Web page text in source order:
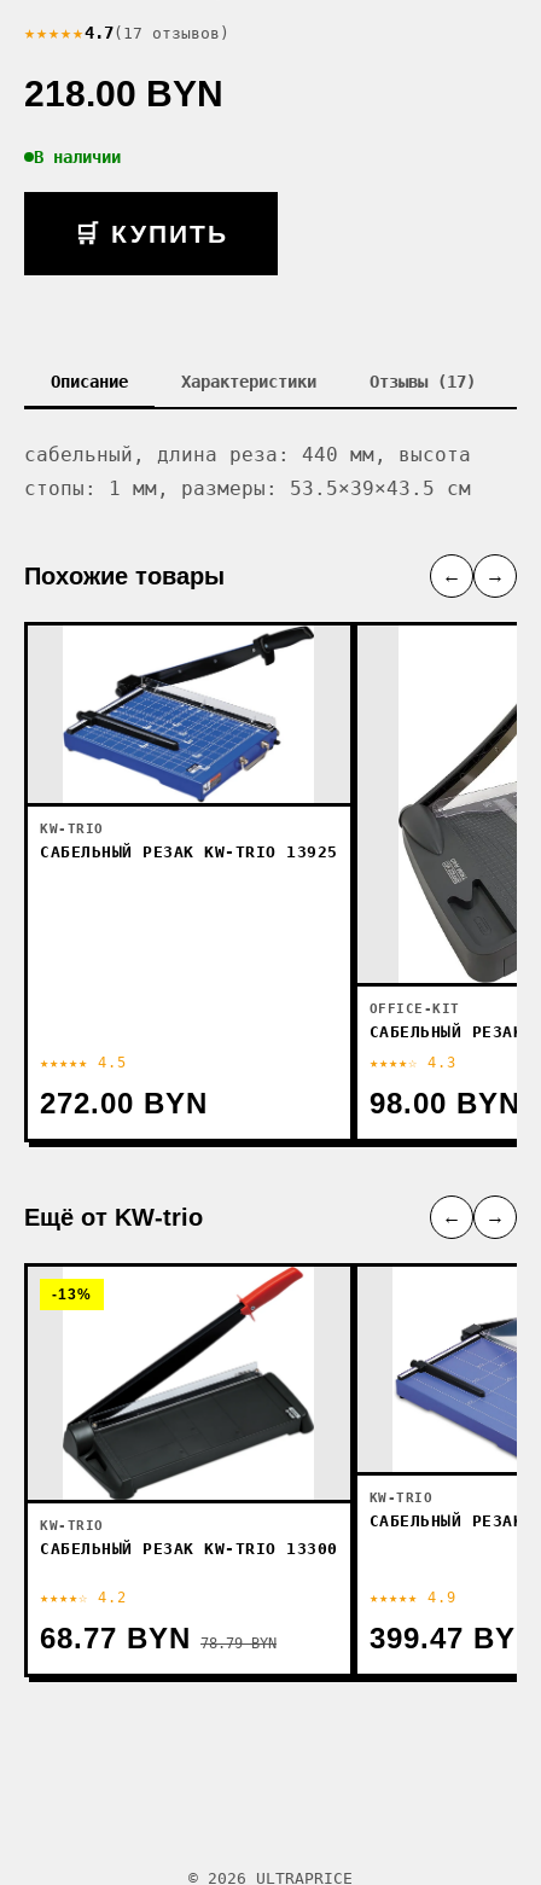
★★★★★4.7(17 отзывов)
218.00 BYN
В наличии
🛒 КУПИТЬ
Описание Характеристики Отзывы (17)
сабельный, длина реза: 440 мм, высота
стопы: 1 мм, размеры: 53.5×39×43.5 см
Похожие товары ← →
KW-TRIO
САБЕЛЬНЫЙ РЕЗАК KW-TRIO 13925
★★★★★ 4.5
272.00 BYN
OFFICE-KIT
САБЕЛЬНЫЙ РЕЗАК
★★★★☆ 4.3
98.00 BYN
Ещё от KW-trio ← →
-13%
KW-TRIO
САБЕЛЬНЫЙ РЕЗАК KW-TRIO 13300
★★★★☆ 4.2
68.77 BYN 78.79 BYN
KW-TRIO
САБЕЛЬНЫЙ РЕЗАК
★★★★★ 4.9
399.47 BYN
© 2026 ULTRAPRICE